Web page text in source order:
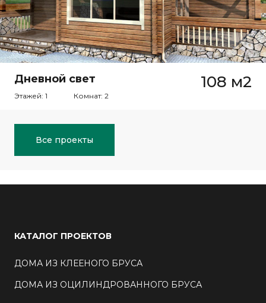
Дневной свет 108 м2
Этажей: 1 Комнат: 2
Все проекты
КАТАЛОГ ПРОЕКТОВ
ДОМА ИЗ КЛЕЕНОГО БРУСА
ДОМА ИЗ ОЦИЛИНДРОВАННОГО БРУСА